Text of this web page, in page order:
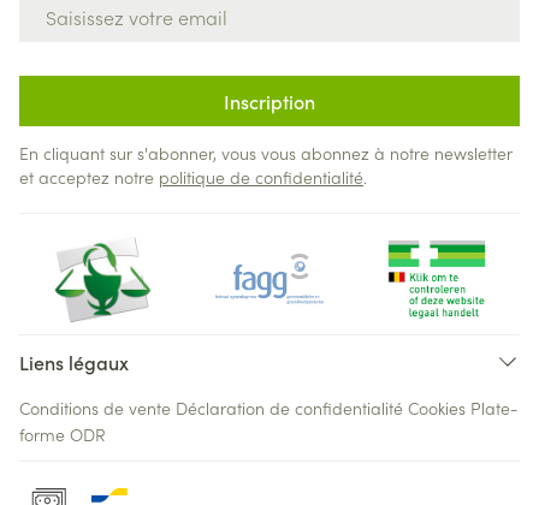
Inscription
En cliquant sur s'abonner, vous vous abonnez à notre newsletter
et acceptez notre politique de confidentialité.
Liens légaux
Conditions de vente Déclaration de confidentialité Cookies Plate-
forme ODR